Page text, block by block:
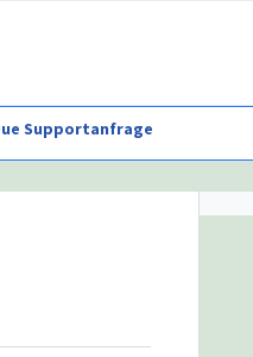
Supportanfrage